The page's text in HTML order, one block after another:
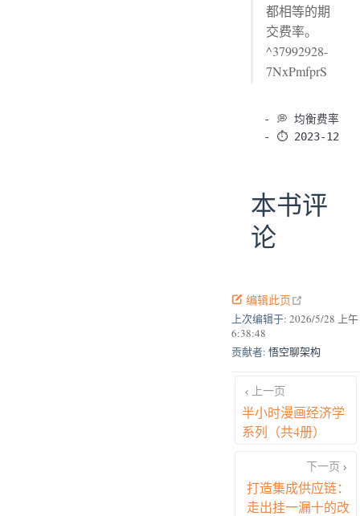
都相等的期
交费率。
^37992928-
7NxPmfprS
- 💭 均衡费率
本书评
论
编辑此页
上次编辑于: 2026/5/28 上午
6:38:48
贡献者: 悟空聊架构
上一页
半小时漫画经济学
系列（共4册）
下一页
打造集成供应链：
走出挂一漏十的改